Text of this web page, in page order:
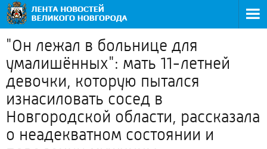
"Он лежал в больнице для
умалишённых": мать 11-летней
девочки, которую пытался
изнасиловать сосед в
Новгородской области, рассказала
о неадекватном состоянии и